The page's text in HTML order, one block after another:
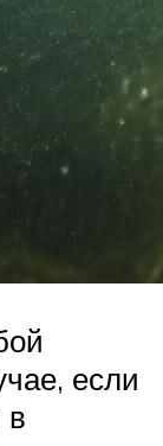
если
в